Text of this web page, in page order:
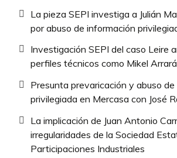
La pieza SEPI investiga a Julián
por abuso de información
Investigación SEPI del caso Leire
perfiles técnicos como Mikel
Presunta prevaricación y abuso
privilegiada en Mercasa con José
La implicación de Juan Antonio
irregularidades de la Sociedad
Participaciones Industriales